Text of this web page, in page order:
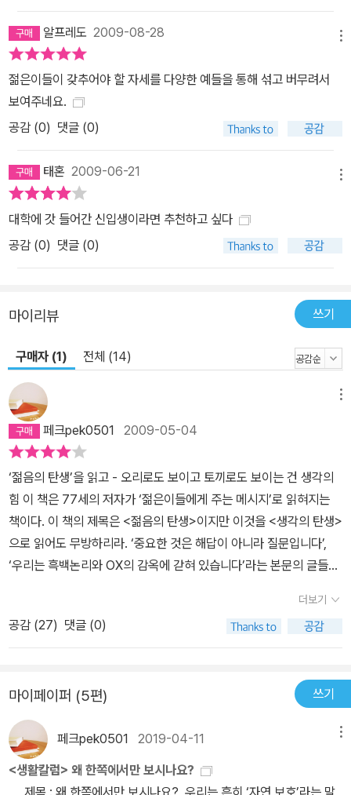
학적 인과의 맥락을 인문적 상상력에 결합시킨, 오로지 이어령만이
할 수 있는 독창적 사유가 아니겠는가. [9개의 그림카드로 제시하는
젊음의 창조 코드] 매직카드① 카니자 삼각형 : 뜨고 날고 / 天外有
天 / Glider / Flyer 나는 것은 뜨는 것이 아니다. 방향 없이 뜨는 것
은 추락한다. 젊은이여, 창조지성의 날개로 목표를 향해 거침없이 날
아라! 매직카드② 물음느낌표 : 묻고 느끼고 / 疑問驚歎 / Interrob
다시 태어난다. 젊은이여, 질문하고 감동하라! 매직카드③ 개미의 동
선 : 헤매고 찾고 / 偶有性 / Serendipity 원하는 것을 향한 지치지
단하여 원하는 것을 가져라! 매직카드④ 오리-토끼 : '나나'에서 '도도'
/ 兩端不落 / Win-Win 진리는 양면성이다. ‘이것이냐 저것이냐’가
만나고 섞이고 서로 통하여라. 경계를 넘어 패러디와 크로스오버를
⑥ 연필의 여섯모꼴 : 연필, 벌집 / 圓-方-角 / Honeycomb core
세모 네모의 각진 편견과 원형의 오만한 독존을 거부하라. 육각형의
균형과 지우개의 여유로, 젊은이여, 함께 젊음을 누려라! 매직카드⑦
빈칸 메우기 : '따로따로''서로서로' / 獨創性 / Only one 결핍은 필
요를 낳고, 필요는 목표를, 목표는 창조를 낳는다. 젊음은 빈칸의 창조
다. 젊은이여, 결핍을 두려워 마라! 매직카드⑧ 지의 피라미드 : 앎에
서 삶으로 / 知·好·樂 / DIKW 아는 자와 좋아하는 자 그리고 즐기는
자 중 제일은 즐기는 자이다. 젊은이여, 하고 싶은 일을 하라. 그리고
자신이 하는 일을 마음껏 즐겨라! 매직카드⑨ 둥근 별 뿔난 별 : 나의
별은 너의 별 / 世域化 / Glocalization 우물 안이 아닌 글로벌로 나
알프레도 2009-08-28
젊은이들이 갖추어야 할 자세를 다양한 예들을 통해 섞고 버무려서
보여주네요.
공감 (0) 댓글 (0)
태혼 2009-06-21
대학에 갓 들어간 신입생이라면 추천하고 싶다
공감 (0) 댓글 (0)
마이리뷰 쓰기
구매자 (1) 전체 (14)
페크pek0501 2009-05-04
‘젊음의 탄생’을 읽고 - 오리로도 보이고 토끼로도 보이는 건 생각의
힘 이 책은 77세의 저자가 ‘젊은이들에게 주는 메시지’로 읽혀지는
책이다. 이 책의 제목은 <젊음의 탄생>이지만 이것을 <생각의 탄생>
으로 읽어도 무방하리라. ‘중요한 것은 해답이 아니라 질문입니다’,
‘우리는 흑백논리와 OX의 감옥에 갇혀 있습니다’라는 본문의 글들에
기존의 생각을 바꿀 것을 말하고 있다. 그런데 ‘생각’은 어찌 젊은이들
에게만 중요하랴. 오늘을 사는 현대인 모두에게 중요하리라. 누군가
에 대해 어떤 사람인지 알려면 제일 주목해야 할 것은 무엇일까. 바로
하는 데에 그다지 도움이 되지 않는 경우가 많다. ‘생각’은 그 사람 자
체라고 말할 수 있다. 생각이 훌륭한 사람은 훌륭한 행동을 할 수 있
다. 생각은 행동의 씨앗이므로. ‘어떤 인생을 살 것인가’하는 문제도
따지고 보면 어떤 생각으로 살 것인가의 문제가 된다. 생각에 따라서
아주 다른 인생을 살게 되기에.저자가 독자들에게 힘주어 말하고자
더보기
공감 (27) 댓글 (0)
마이페이퍼 (5편) 쓰기
페크pek0501 2019-04-11
<생활칼럼> 왜 한쪽에서만 보시나요?